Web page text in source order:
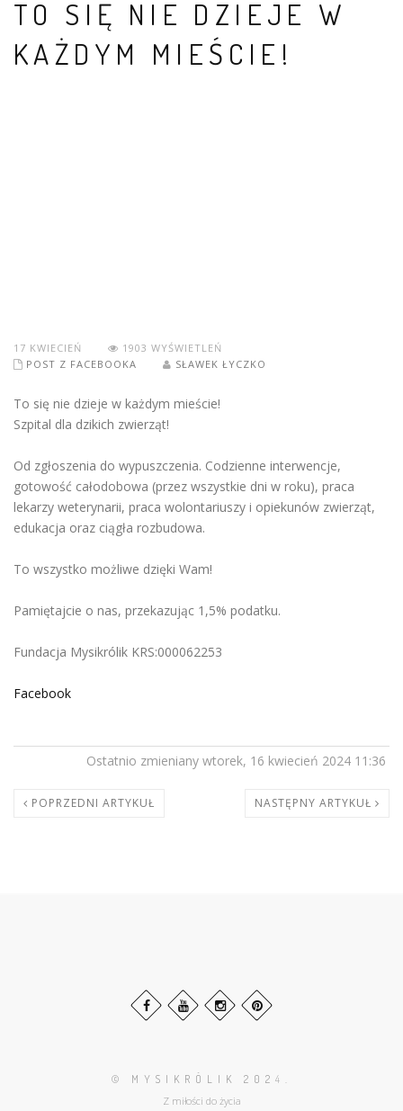
TO SIĘ NIE DZIEJE W
KAŻDYM MIEŚCIE!
17 KWIECIEŃ
1903 WYŚWIETLEŃ
POST Z FACEBOOKA
SŁAWEK ŁYCZKO
To się nie dzieje w każdym mieście!
Szpital dla dzikich zwierząt!
Od zgłoszenia do wypuszczenia. Codzienne interwencje,
gotowość całodobowa (przez wszystkie dni w roku), praca
lekarzy weterynarii, praca wolontariuszy i opiekunów zwierząt,
edukacja oraz ciągła rozbudowa.
To wszystko możliwe dzięki Wam!
Pamiętajcie o nas, przekazując 1,5% podatku.
Fundacja Mysikrólik KRS:000062253
Facebook
Ostatnio zmieniany wtorek, 16 kwiecień 2024 11:36
POPRZEDNI ARTYKUŁ NASTĘPNY ARTYKUŁ
© MYSIKRÓLIK 202 4.
Z miłości do życia